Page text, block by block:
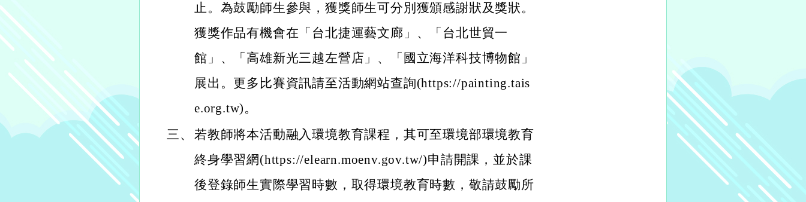
止。為鼓勵師生參與，獲獎師生可分別獲頒感謝狀及獎狀。
獲獎作品有機會在「台北捷運藝文廊」、「台北世貿一
館」、「高雄新光三越左營店」、「國立海洋科技博物館」
展出。更多比賽資訊請至活動網站查詢(https://painting.tais
e.org.tw)。
三、 若教師將本活動融入環境教育課程，其可至環境部環境教育
終身學習網(https://elearn.moenv.gov.tw/)申請開課，並於課
後登錄師生實際學習時數，取得環境教育時數，敬請鼓勵所